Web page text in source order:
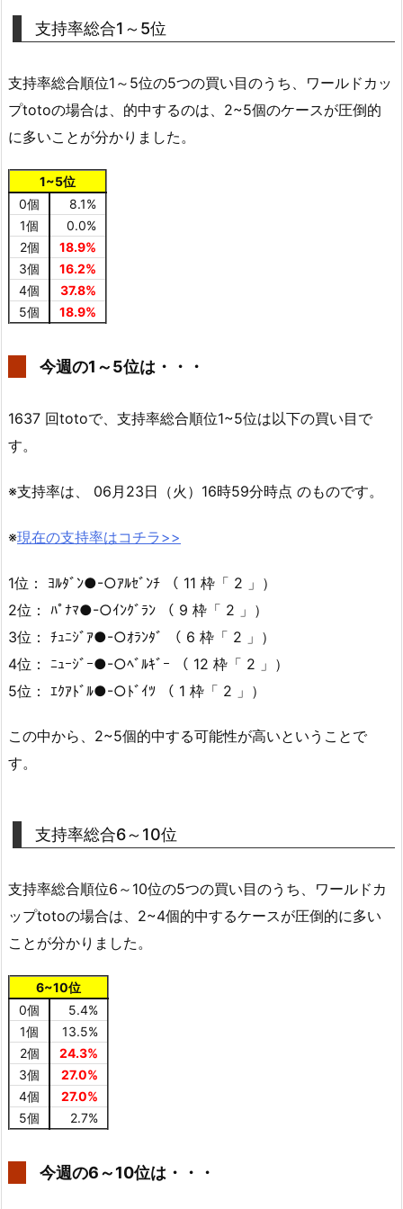
支持率総合1～5位
支持率総合順位1～5位の5つの買い目のうち、ワールドカッ
プtotoの場合は、的中するのは、2~5個のケースが圧倒的
に多いことが分かりました。
1~5位
0個
8.1%
1個
0.0%
2個
18.9%
3個
16.2%
4個
37.8%
5個
18.9%
今週の1～5位は・・・
1637 回totoで、支持率総合順位1~5位は以下の買い目で
す。
※支持率は、 06月23日（火）16時59分時点 のものです。
※現在の支持率はコチラ>>
1位： ﾖﾙﾀﾞﾝ●-○ｱﾙｾﾞﾝﾁ （ 11 枠「 2 」）
2位： ﾊﾟﾅﾏ●-○ｲﾝｸﾞﾗﾝ （ 9 枠「 2 」）
3位： ﾁｭﾆｼﾞｱ●-○ｵﾗﾝﾀﾞ （ 6 枠「 2 」）
4位： ﾆｭｰｼﾞｰ●-○ﾍﾞﾙｷﾞｰ （ 12 枠「 2 」）
5位： ｴｸｱﾄﾞﾙ●-○ﾄﾞｲﾂ （ 1 枠「 2 」）
この中から、2~5個的中する可能性が高いということで
す。
支持率総合6～10位
支持率総合順位6～10位の5つの買い目のうち、ワールドカ
ップtotoの場合は、2~4個的中するケースが圧倒的に多い
ことが分かりました。
6~10位
0個
5.4%
1個
13.5%
2個
24.3%
3個
27.0%
4個
27.0%
5個
2.7%
今週の6～10位は・・・